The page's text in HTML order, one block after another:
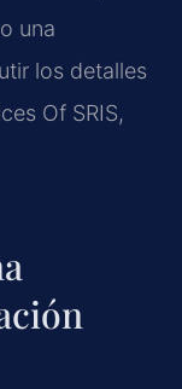
una
los detalles
Of SRIS,